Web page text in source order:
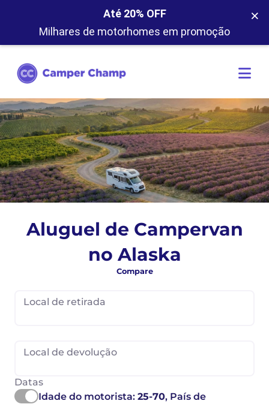
Até 20% OFF
Milhares de motorhomes em promoção
×
Aluguel de Campervan
no Alaska
Compare
Local de retirada
Local de devolução
Datas
Idade do motorista: 25-70, País de